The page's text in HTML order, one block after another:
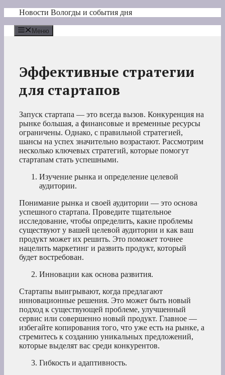
Перейти
содержимому
Новости Вологды и события дня
Меню
Эффективные стратегии
для стартапов
Запуск стартапа — это всегда вызов. Конкуренция на
рынке большая, а финансовые и временные ресурсы
ограничены. Однако, с правильной стратегией,
шансы на успех значительно возрастают. Рассмотрим
несколько ключевых стратегий, которые помогут
стартапам стать успешными.
Изучение рынка и определение целевой
аудитории.
Понимание рынка и своей аудитории — это основа
успешного стартапа. Проведите тщательное
исследование, чтобы определить, какие проблемы
существуют у вашей целевой аудитории и как ваш
продукт может их решить. Это поможет точнее
нацелить маркетинг и развить продукт, который
будет востребован.
Инновации как основа развития.
Стартапы выигрывают, когда предлагают
инновационные решения. Это может быть новый
подход к существующей проблеме, улучшенный
сервис или совершенно новый продукт. Главное —
избегайте копирования того, что уже есть на рынке, а
стремитесь к созданию уникальных предложений,
которые выделят вас среди конкурентов.
Гибкость и адаптивность.